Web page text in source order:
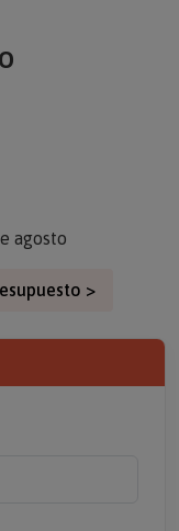
agosto
>